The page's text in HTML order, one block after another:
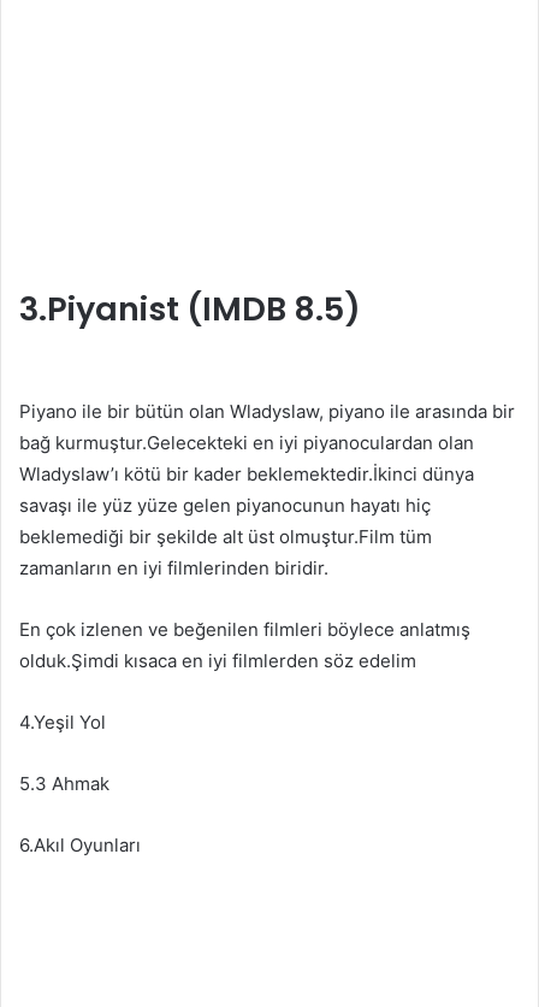
3.Piyanist (IMDB 8.5)
Piyano ile bir bütün olan Wladyslaw, piyano ile arasında bir
bağ kurmuştur.Gelecekteki en iyi piyanoculardan olan
Wladyslaw’ı kötü bir kader beklemektedir.İkinci dünya
savaşı ile yüz yüze gelen piyanocunun hayatı hiç
beklemediği bir şekilde alt üst olmuştur.Film tüm
zamanların en iyi filmlerinden biridir.
En çok izlenen ve beğenilen filmleri böylece anlatmış
olduk.Şimdi kısaca en iyi filmlerden söz edelim
4.Yeşil Yol
5.3 Ahmak
6.Akıl Oyunları